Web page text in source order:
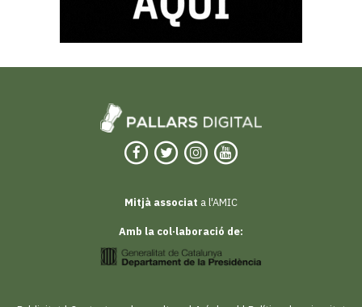
Mitjà associat a l'AMIC
Amb la col·laboració de: